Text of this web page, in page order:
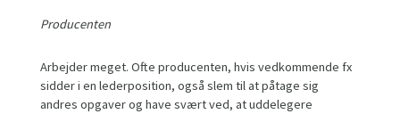
Producenten
Arbejder meget. Ofte producenten, hvis vedkommende fx
sidder i en lederposition, også slem til at påtage sig
andres opgaver og have svært ved, at uddelegere